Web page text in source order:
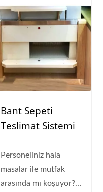
Bant Sepeti
Teslimat Sistemi
Personeliniz hala
masalar ile mutfak
arasında mı koşuyor?